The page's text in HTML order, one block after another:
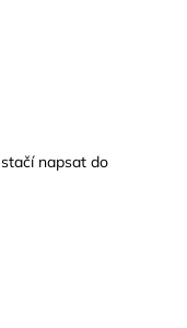
stačí napsat do